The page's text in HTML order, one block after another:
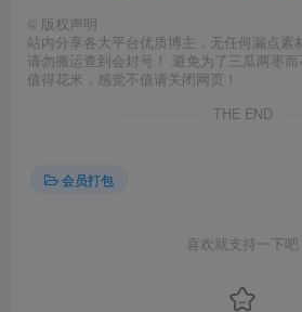
© 版权声明
站内分享各大平台优质博主，无任何漏点素
请勿搬运查到会封号！ 避免为了三瓜两枣
值得花米，感觉不值请关闭网页！
THE END
会员打包
喜欢就支持一下吧